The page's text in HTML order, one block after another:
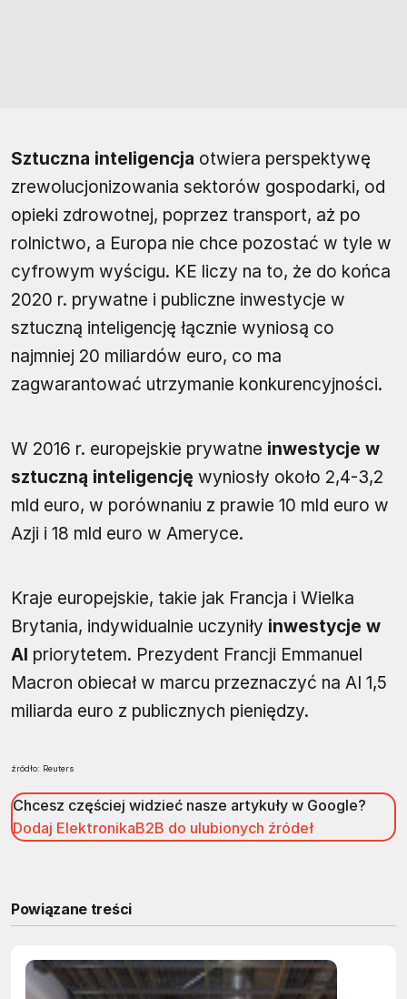
Sztuczna inteligencja otwiera perspektywę
zrewolucjonizowania sektorów gospodarki, od
opieki zdrowotnej, poprzez transport, aż po
rolnictwo, a Europa nie chce pozostać w tyle w
cyfrowym wyścigu. KE liczy na to, że do końca
2020 r. prywatne i publiczne inwestycje w
sztuczną inteligencję łącznie wyniosą co
najmniej 20 miliardów euro, co ma
zagwarantować utrzymanie konkurencyjności.
W 2016 r. europejskie prywatne inwestycje w
sztuczną inteligencję wyniosły około 2,4-3,2
mld euro, w porównaniu z prawie 10 mld euro w
Azji i 18 mld euro w Ameryce.
Kraje europejskie, takie jak Francja i Wielka
Brytania, indywidualnie uczyniły inwestycje w
AI priorytetem. Prezydent Francji Emmanuel
Macron obiecał w marcu przeznaczyć na AI 1,5
miliarda euro z publicznych pieniędzy.
źródło: Reuters
Chcesz częściej widzieć nasze artykuły w Google?
Dodaj ElektronikaB2B do ulubionych źródeł
Powiązane treści